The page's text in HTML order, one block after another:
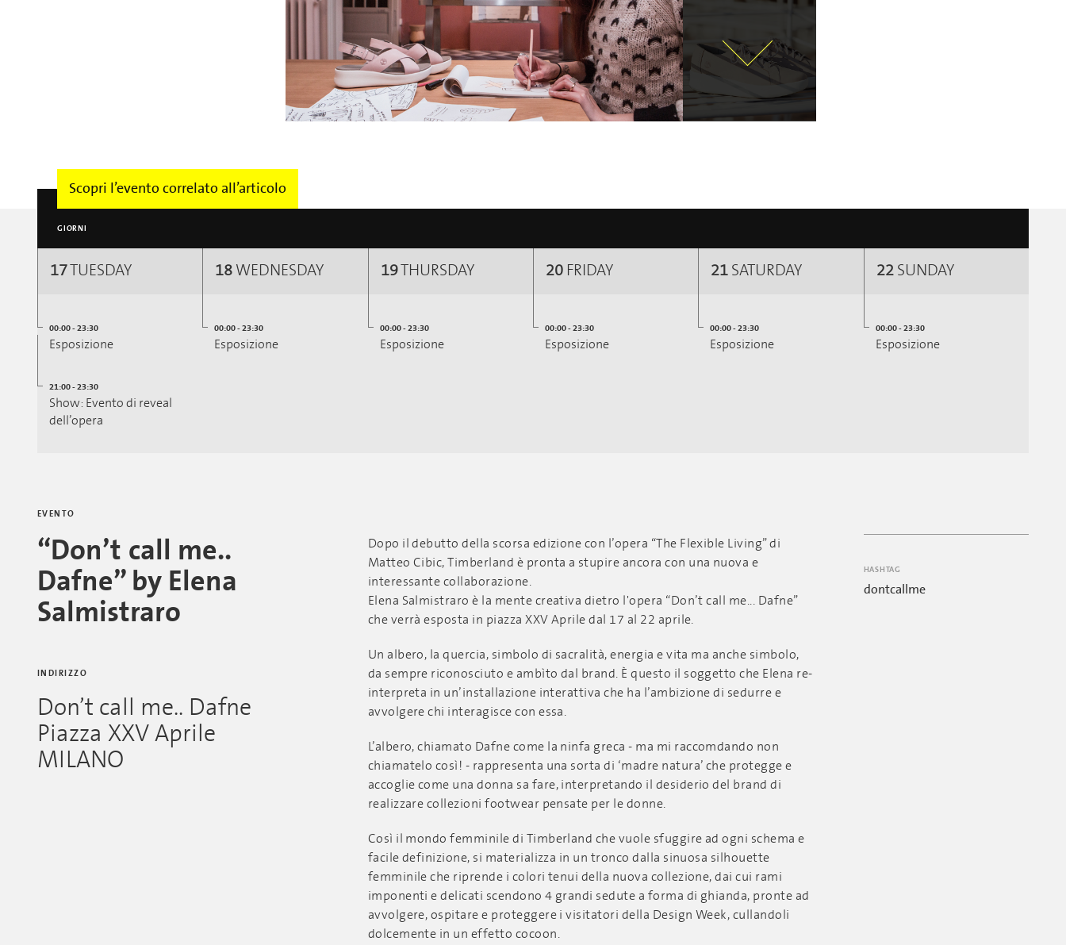
Scopri l’evento correlato all’articolo
GIORNI
17TUESDAY
00:00 - 23:30
Esposizione
21:00 - 23:30
Show: Evento di reveal
dell’opera
18 WEDNESDAY
00:00 - 23:30
Esposizione
19THURSDAY
00:00 - 23:30
Esposizione
20FRIDAY
00:00 - 23:30
Esposizione
21 SATURDAY
00:00 - 23:30
Esposizione
22SUNDAY
00:00 - 23:30
Esposizione
EVENTO
“Don’t call me..
Dafne” by Elena
Salmistraro
INDIRIZZO
Don’t call me.. Dafne
Piazza XXV Aprile
MILANO
Dopo il debutto della scorsa edizione con l’opera “The Flexible Living” di
Matteo Cibic, Timberland è pronta a stupire ancora con una nuova e
interessante collaborazione.
Elena Salmistraro è la mente creativa dietro l'opera “Don’t call me... Dafne”
che verrà esposta in piazza XXV Aprile dal 17 al 22 aprile.
Un albero, la quercia, simbolo di sacralità, energia e vita ma anche simbolo,
da sempre riconosciuto e ambìto dal brand. È questo il soggetto che Elena re-
interpreta in un’installazione interattiva che ha l’ambizione di sedurre e
avvolgere chi interagisce con essa.
L’albero, chiamato Dafne come la ninfa greca - ma mi raccomdando non
chiamatelo così! - rappresenta una sorta di ‘madre natura’ che protegge e
accoglie come una donna sa fare, interpretando il desiderio del brand di
realizzare collezioni footwear pensate per le donne.
Così il mondo femminile di Timberland che vuole sfuggire ad ogni schema e
facile definizione, si materializza in un tronco dalla sinuosa silhouette
femminile che riprende i colori tenui della nuova collezione, dai cui rami
imponenti e delicati scendono 4 grandi sedute a forma di ghianda, pronte ad
avvolgere, ospitare e proteggere i visitatori della Design Week, cullandoli
dolcemente in un effetto cocoon.
HASHTAG
dontcallme